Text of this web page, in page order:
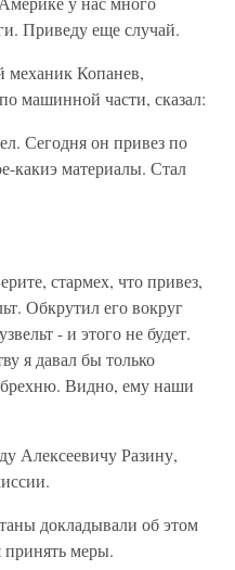
Приведу еще случай.
механик Копанев,
машинной части, сказал:
Сегодня он привез по
какиэ материалы. Стал
стармех, что привез,
Обкрутил его вокруг
- и этого не будет.
я давал бы только
Видно, ему наши
Алексеевичу Разину,
докладывали об этом
принять меры.